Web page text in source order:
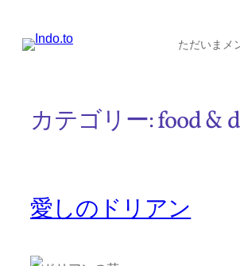
ただいまメ
カテゴリー:food &
愛しのドリアン